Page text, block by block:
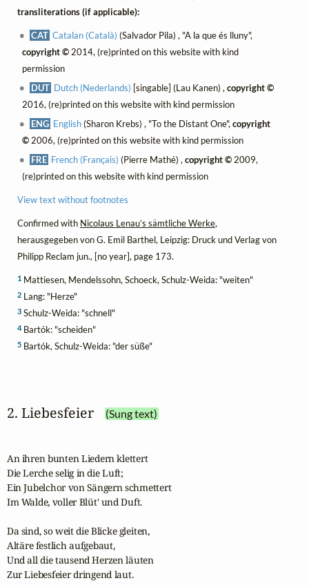
transliterations (if applicable):
CAT Catalan (Català) (Salvador Pila) , "A la que és lluny",
copyright ©2014, (re)printed on this website with kind
permission
DUT Dutch (Nederlands) [singable] (Lau Kanen) ,copyright ©
2016, (re)printed on this website with kind permission
ENG English(Sharon Krebs) , "To the Distant One",copyright
©2006, (re)printed on this website with kind permission
FRE French (Français) (Pierre Mathé) ,copyright © 2009,
(re)printed on this website with kind permission
View text without footnotes
Confirmed with Nicolaus Lenau’s sämtliche Werke,
herausgegeben von G. Emil Barthel, Leipzig: Druck und Verlag von
Philipp Reclam jun., [no year], page 173.
1Mattiesen, Mendelssohn, Schoeck, Schulz-Weida: "weiten"
2Lang: "Herze"
3Schulz-Weida: "schnell"
4Bartók: "scheiden"
5Bartók, Schulz-Weida: "der süße"
2. Liebesfeier (Sung text)
An ihren bunten Liedern klettert
Die Lerche selig in die Luft;
Ein Jubelchor von Sängern schmettert
Im Walde, voller Blüt' und Duft.
Da sind, so weit die Blicke gleiten,
Altäre festlich aufgebaut,
Und all die tausend Herzen läuten
Zur Liebesfeier dringend laut.